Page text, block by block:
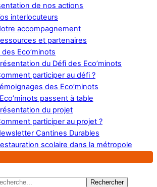
de nos actions
interlocuteurs
accompagnement
et partenaires
des Eco’minots
du Défi des Eco’minots
participer au défi ?
des Eco’minots
passent à table
du projet
participer au projet ?
Cantines Durables
scolaire dans la métropole